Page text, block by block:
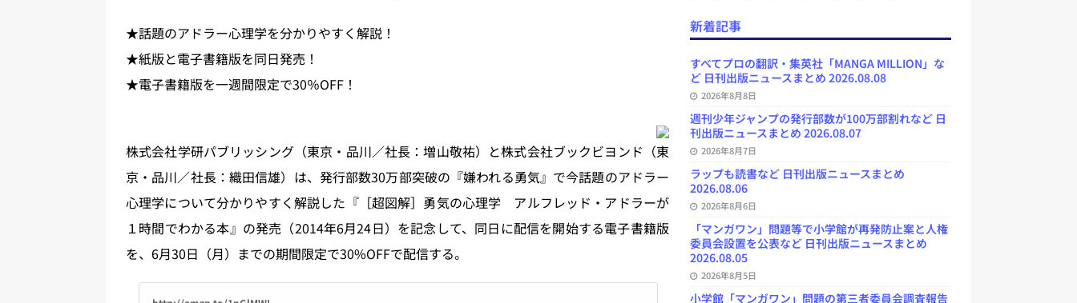
[ 2026年8月8日 ] すべてプロの翻訳・集英社「MANGA MILLION」など 日刊出版ニュースまとめ
2026.08.08
日刊出版ニュースまとめ
[ 2026年8月7日 ] 週刊少年ジャンプの発行部数が100万部割れなど 日刊出版ニュースまとめ 2026.08.07
o
d
o
s
k
y
e
b
o
a
d
s
n
★話題のアドラー心理学を分かりやすく解説！
★紙版と電子書籍版を同日発売！
★電子書籍版を一週間限定で30％OFF！
株式会社学研パブリッシング（東京・品川／社長：増山敬祐）と株式会社ブックビヨンド（東
京・品川／社長：織田信雄）は、発行部数30万部突破の『嫌われる勇気』で今話題のアドラー
心理学について分かりやすく解説した『［超図解］勇気の心理学 アルフレッド・アドラーが
１時間でわかる本』の発売（2014年6月24日）を記念して、同日に配信を開始する電子書籍版
を、6月30日（月）までの期間限定で30%OFFで配信する。
e
b
o
o
k
k
y
d
o
n
d
s
b
e
C
h
n
e
y
新着記事
すべてプロの翻訳・集英社「MANGA MILLION」な
ど 日刊出版ニュースまとめ 2026.08.08
2026年8月8日
週刊少年ジャンプの発行部数が100万部割れなど 日
刊出版ニュースまとめ 2026.08.07
2026年8月7日
ラップも読書など 日刊出版ニュースまとめ
2026.08.06
2026年8月6日
「マンガワン」問題等で小学館が再発防止案と人権
委員会設置を公表など 日刊出版ニュースまとめ
2026.08.05
2026年8月5日
小学館「マンガワン」問題の第三者委員会調査報告